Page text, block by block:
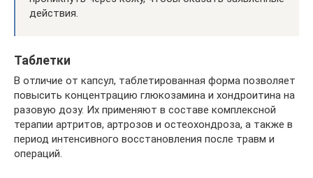
действия.
Таблетки
В отличие от капсул, таблетированная форма позволяет
повысить концентрацию глюкозамина и хондроитина на
разовую дозу. Их применяют в составе комплексной
терапии артритов, артрозов и остеохондроза, а также в
период интенсивного восстановления после травм и
операций.